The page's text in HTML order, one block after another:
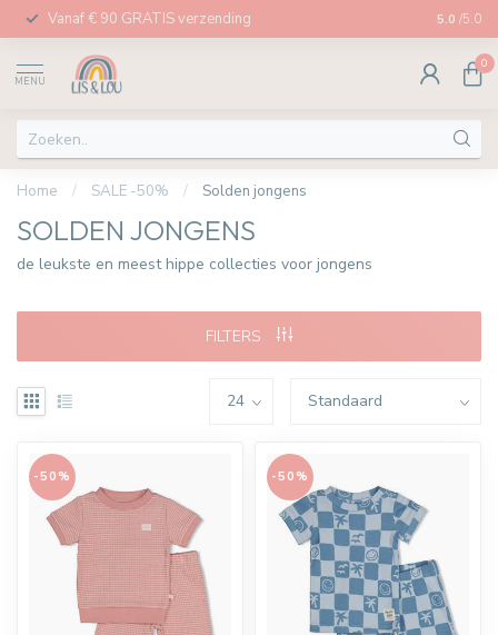
Vanaf € 90 GRATIS verzending Afhalen
5.0 /5.0
MENU
0
Home / SALE -50% / Solden jongens
SOLDEN JONGENS
de leukste en meest hippe collecties voor jongens
FILTERS
-50% -50%